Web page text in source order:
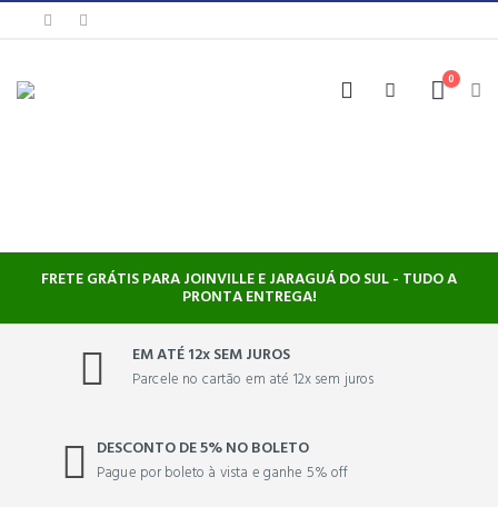
0
FRETE GRÁTIS PARA JOINVILLE E JARAGUÁ DO SUL - TUDO A
PRONTA ENTREGA!
EM ATÉ 12x SEM JUROS
Parcele no cartão em até 12x sem juros
DESCONTO DE 5% NO BOLETO
Pague por boleto à vista e ganhe 5% off